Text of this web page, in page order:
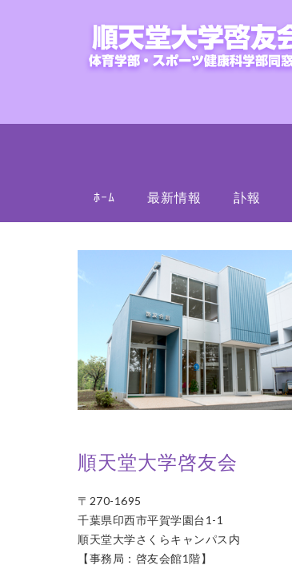
ﾎｰﾑ 最新情報 訃報
順天堂大学啓友会
〒270-1695
千葉県印西市平賀学園台1-1
順天堂大学さくらキャンパス内
【事務局：啓友会館1階】